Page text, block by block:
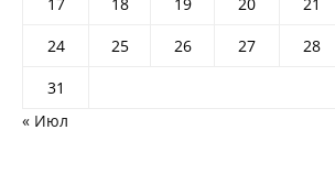
17
18 19 20 21
24
25 26 27 28
31
« Июл